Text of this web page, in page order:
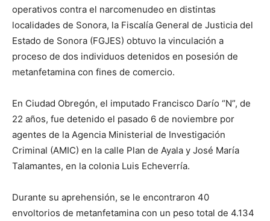
operativos contra el narcomenudeo en distintas
localidades de Sonora, la Fiscalía General de Justicia del
Estado de Sonora (FGJES) obtuvo la vinculación a
proceso de dos individuos detenidos en posesión de
metanfetamina con fines de comercio.
En Ciudad Obregón, el imputado Francisco Darío “N”, de
22 años, fue detenido el pasado 6 de noviembre por
agentes de la Agencia Ministerial de Investigación
Criminal (AMIC) en la calle Plan de Ayala y José María
Talamantes, en la colonia Luis Echeverría.
Durante su aprehensión, se le encontraron 40
envoltorios de metanfetamina con un peso total de 4.134